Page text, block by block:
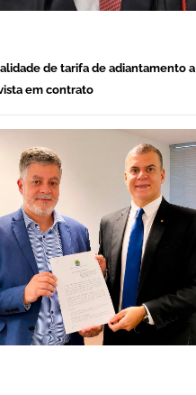
de tarifa de adiantamento a
em contrato